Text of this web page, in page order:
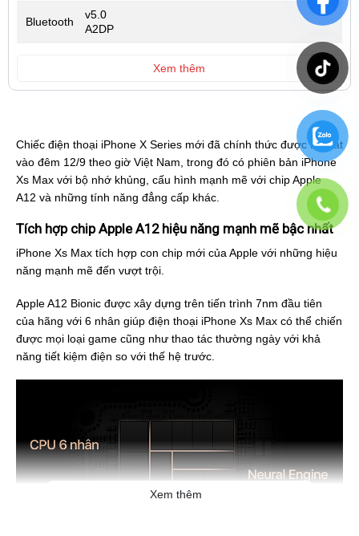
Chiếc điện thoại iPhone X Series mới đã chính thức được ra mắt
vào đêm 12/9 theo giờ Việt Nam, trong đó có phiên bản iPhone
Xs Max với bộ nhớ khủng, cấu hình mạnh mẽ với chip Apple
A12 và những tính năng đẳng cấp khác.
Tích hợp chip Apple A12 hiệu năng mạnh mẽ bậc nhất
iPhone Xs Max tích hợp con chip mới của Apple với những hiệu
năng mạnh mẽ đến vượt trội.
Apple A12 Bionic được xây dựng trên tiến trình 7nm đầu tiên
của hãng với 6 nhân giúp điện thoại iPhone Xs Max có thể chiến
được mọi loại game cũng như thao tác thường ngày với khả
năng tiết kiệm điện so với thế hệ trước.
Xem thêm
Bluetooth
v5.0
A2DP
Xem thêm